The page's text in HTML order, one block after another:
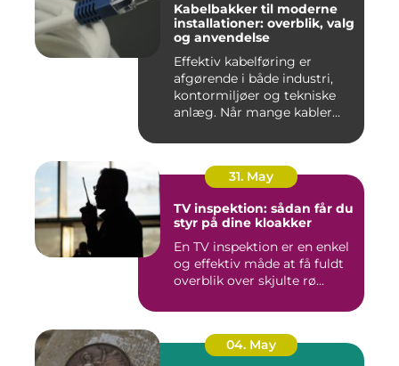
Kabelbakker til moderne
installationer: overblik, valg
og anvendelse
Effektiv kabelføring er
afgørende i både industri,
kontormiljøer og tekniske
anlæg. Når mange kabler...
31. May
TV inspektion: sådan får du
styr på dine kloakker
En TV inspektion er en enkel
og effektiv måde at få fuldt
overblik over skjulte rø...
04. May